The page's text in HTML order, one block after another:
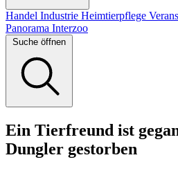
Handel Industrie Heimtierpflege
Panorama Interzoo
Suche öffnen
Ein Tierfreund ist
Dungler gestorben